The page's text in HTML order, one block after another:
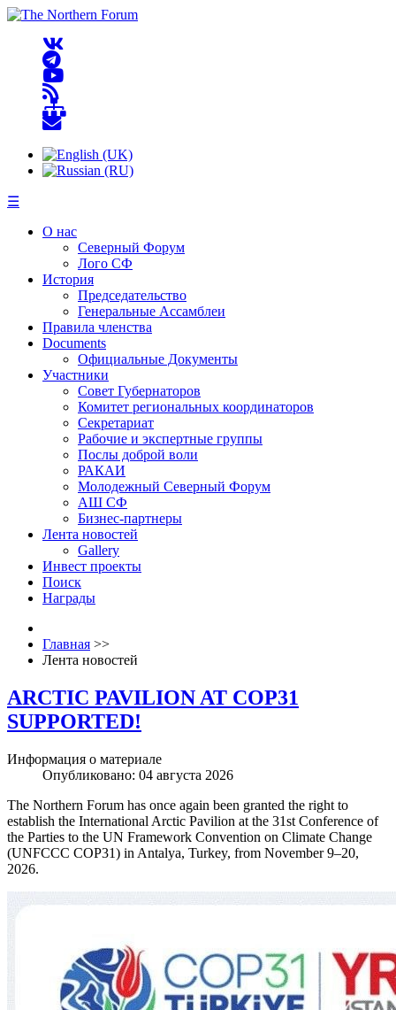
☰
О нас
Северный Форум
Лого СФ
История
Председательство
Генеральные Ассамблеи
Правила членства
Documents
Официальные Документы
Участники
Совет Губернаторов
Комитет региональных координаторов
Секретариат
Рабочие и экспертные группы
Послы доброй воли
РАКАИ
Молодежный Северный Форум
АШ СФ
Бизнес-партнеры
Лента новостей
Gallery
Инвест проекты
Поиск
Награды
Главная >>
Лента новостей
ARCTIC PAVILION AT COP31
SUPPORTED!
Информация о материале
Опубликовано: 04 августа 2026
The Northern Forum has once again been granted the right to
establish the International Arctic Pavilion at the 31st Conference of
the Parties to the UN Framework Convention on Climate Change
(UNFCCC COP31) in Antalya, Turkey, from November 9–20,
2026.